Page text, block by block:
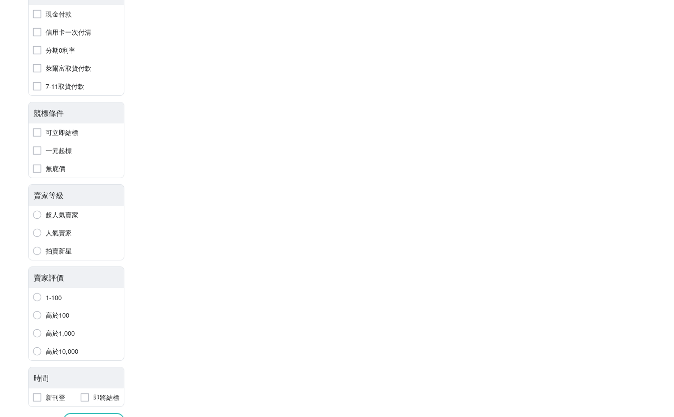
現金付款
信用卡一次付清
分期0利率
萊爾富取貨付款
7-11取貨付款
競標條件
可立即結標
一元起標
無底價
賣家等級
超人氣賣家
人氣賣家
拍賣新星
賣家評價
1-100
高於100
高於1,000
高於10,000
時間
新刊登 即將結標